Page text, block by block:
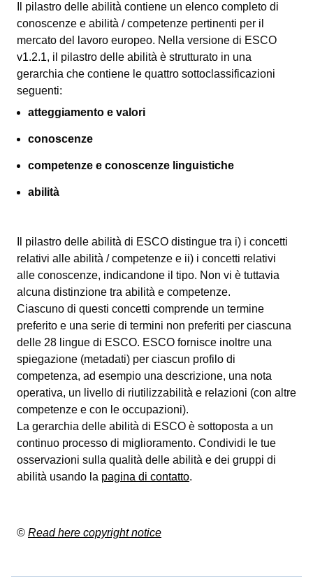
Il pilastro delle abilità contiene un elenco completo di
conoscenze e abilità / competenze pertinenti per il
mercato del lavoro europeo. Nella versione di ESCO
v1.2.1, il pilastro delle abilità è strutturato in una
gerarchia che contiene le quattro sottoclassificazioni
seguenti:
atteggiamento e valori
conoscenze
competenze e conoscenze linguistiche
abilità
Il pilastro delle abilità di ESCO distingue tra i) i concetti
relativi alle abilità / competenze e ii) i concetti relativi
alle conoscenze, indicandone il tipo. Non vi è tuttavia
alcuna distinzione tra abilità e competenze.
Ciascuno di questi concetti comprende un termine
preferito e una serie di termini non preferiti per ciascuna
delle 28 lingue di ESCO. ESCO fornisce inoltre una
spiegazione (metadati) per ciascun profilo di
competenza, ad esempio una descrizione, una nota
operativa, un livello di riutilizzabilità e relazioni (con altre
competenze e con le occupazioni).
La gerarchia delle abilità di ESCO è sottoposta a un
continuo processo di miglioramento. Condividi le tue
osservazioni sulla qualità delle abilità e dei gruppi di
abilità usando la pagina di contatto.
© Read here copyright notice